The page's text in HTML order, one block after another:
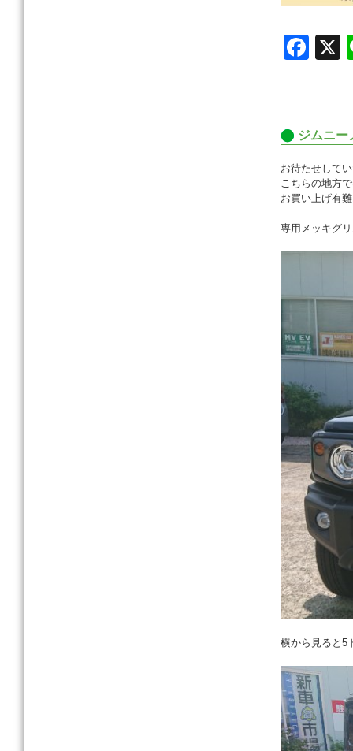
F
e
b
o
o
k
ジムニー
お待たせして
こちらの地方
お買い上げ有
専用メッキグ
横から見ると5